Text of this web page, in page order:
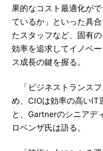
果的なコスト最適化が
ているか」といった具
たスタッフなど、固有
効率を追求してイノベ
ス成長の鍵を握る。
「ビジネストランスフ
め、CIOは効率の高いIT
と、Gartnerのシニアデ
ロベンザ氏は語る。